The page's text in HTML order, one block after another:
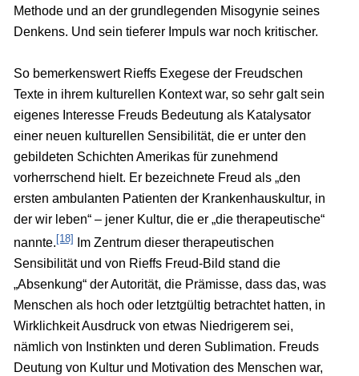
Methode und an der grundlegenden Misogynie seines
Denkens. Und sein tieferer Impuls war noch kritischer.
So bemerkenswert Rieffs Exegese der Freudschen
Texte in ihrem kulturellen Kontext war, so sehr galt sein
eigenes Interesse Freuds Bedeutung als Katalysator
einer neuen kulturellen Sensibilität, die er unter den
gebildeten Schichten Amerikas für zunehmend
vorherrschend hielt. Er bezeichnete Freud als „den
ersten ambulanten Patienten der Krankenhauskultur, in
der wir leben“ – jener Kultur, die er „die therapeutische“
nannte. [18]
Im Zentrum dieser therapeutischen
Sensibilität und von Rieffs Freud-Bild stand die
„Absenkung“ der Autorität, die Prämisse, dass das, was
Menschen als hoch oder letztgültig betrachtet hatten, in
Wirklichkeit Ausdruck von etwas Niedrigerem sei,
nämlich von Instinkten und deren Sublimation. Freuds
Deutung von Kultur und Motivation des Menschen war,